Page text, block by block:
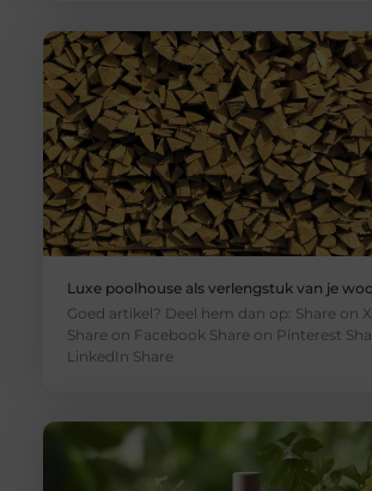
Luxe poolhouse als verlengstuk van je
Goed artikel? Deel hem dan op: Share on
Share on Facebook Share on Pinterest
LinkedIn Share